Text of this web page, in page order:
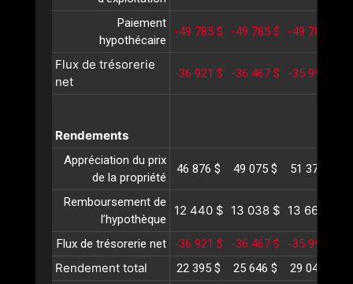
Paiement
hypothécaire
-49 785 $ -49 785 $ -49 785 $
Flux de trésorerie
net
-36 921 $ -36 467 $ -35 998 $
Rendements
Appréciation du prix
de la propriété
46 876 $ 49 075 $ 51 376 $
Remboursement de
l’hypothèque
12 440 $ 13 038 $ 13 665 $
Flux de trésorerie net -36 921 $ -36 467 $ -35 998 $
Rendement total 22 395 $ 25 646 $ 29 043 $